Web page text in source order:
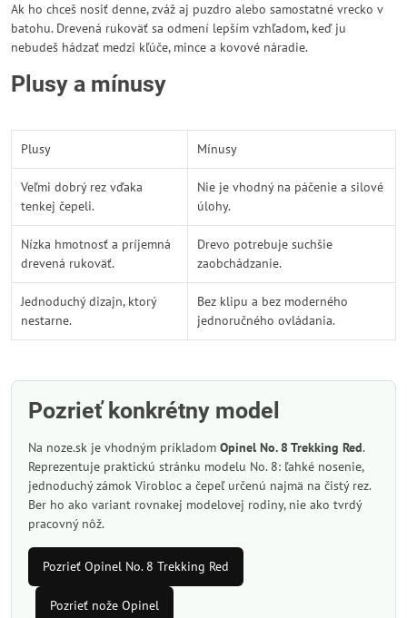
Ak ho chceš nosiť denne, zváž aj puzdro alebo samostatné vrecko v
batohu. Drevená rukoväť sa odmení lepším vzhľadom, keď ju
nebudeš hádzať medzi kľúče, mince a kovové náradie.
Plusy a mínusy
Plusy Mínusy
Veľmi dobrý rez vďaka
tenkej čepeli.
Nie je vhodný na páčenie a silové
úlohy.
Nízka hmotnosť a príjemná
drevená rukoväť.
Drevo potrebuje suchšie
zaobchádzanie.
Jednoduchý dizajn, ktorý
nestarne.
Bez klipu a bez moderného
jednoručného ovládania.
Pozrieť konkrétny model
Na noze.sk je vhodným príkladom Opinel No. 8 Trekking Red.
Reprezentuje praktickú stránku modelu No. 8: ľahké nosenie,
jednoduchý zámok Virobloc a čepeľ určenú najmä na čistý rez.
Ber ho ako variant rovnakej modelovej rodiny, nie ako tvrdý
pracovný nôž.
Pozrieť Opinel No. 8 Trekking Red
Pozrieť nože Opinel